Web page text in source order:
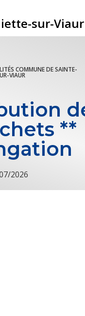
sur-Viaur
COMMUNE DE SAINTE-
VIAUR
**
2026